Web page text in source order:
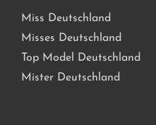
Miss Deutschland
Misses Deutschland
Top Model Deutschland
Mister Deutschland